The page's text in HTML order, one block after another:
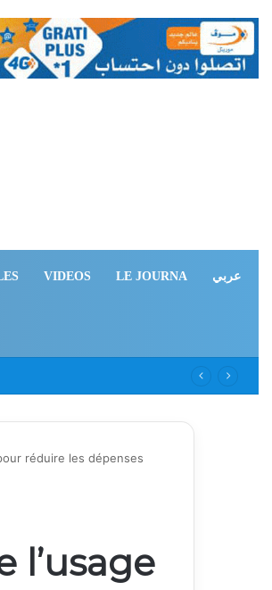
VIDEOS LE JOURNA عربي
réduire les dépenses
l’usage